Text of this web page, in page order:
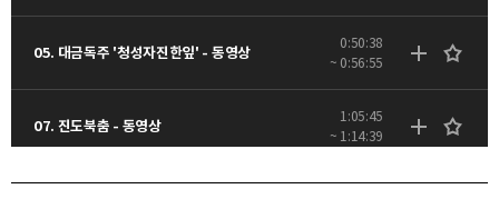
05. 대금독주 '청성자진한잎' - 동영상
0:50:38
~ 0:56:55
07. 진도북춤 - 동영상
1:05:45
~ 1:14:39